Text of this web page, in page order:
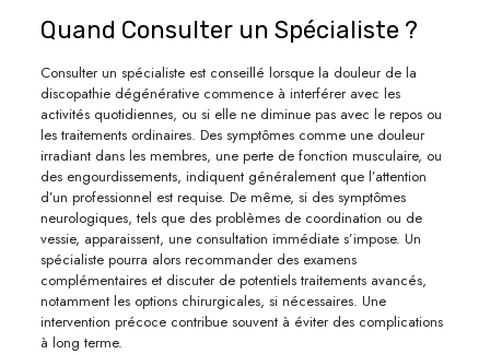
Quand Consulter un Spécialiste ?
Consulter un spécialiste est conseillé lorsque la douleur de la
discopathie dégénérative commence à interférer avec les
activités quotidiennes, ou si elle ne diminue pas avec le repos ou
les traitements ordinaires. Des symptômes comme une douleur
irradiant dans les membres, une perte de fonction musculaire, ou
des engourdissements, indiquent généralement que l’attention
d’un professionnel est requise. De même, si des symptômes
neurologiques, tels que des problèmes de coordination ou de
vessie, apparaissent, une consultation immédiate s’impose. Un
spécialiste pourra alors recommander des examens
complémentaires et discuter de potentiels traitements avancés,
notamment les options chirurgicales, si nécessaires. Une
intervention précoce contribue souvent à éviter des complications
à long terme.